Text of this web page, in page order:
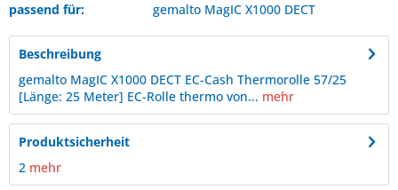
passend für:
gemalto MagIC X1000 DECT
Beschreibung
gemalto MagIC X1000 DECT EC-Cash Thermorolle 57/25
[Länge: 25 Meter] EC-Rolle thermo von... mehr
Produktsicherheit
2 mehr